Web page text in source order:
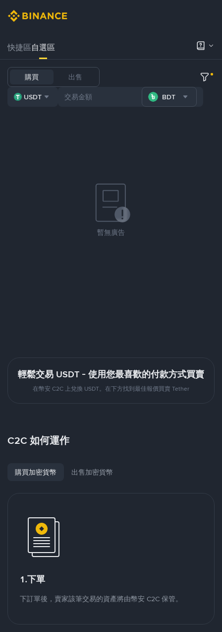
快捷區自選區
購買 出售
USDT BDT
暫無廣告
輕鬆交易 USDT - 使用您最喜歡的付款方式買賣
在幣安 C2C 上兌換 USDT。在下方找到最佳報價買賣 Tether
C2C 如何運作
購買加密貨幣 出售加密貨幣
1.下單
下訂單後，賣家該筆交易的資產將由幣安 C2C 保管。